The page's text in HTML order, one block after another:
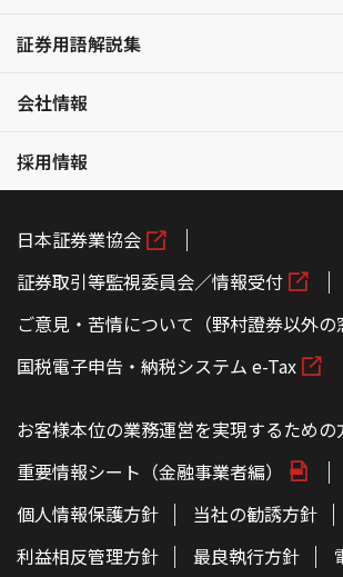
証券用語解説集
会社情報
採用情報
日本証券業協会
証券取引等監視委員会／情報受付
ご意見・苦情について（野村證券以外の
国税電子申告・納税システム e-Tax
お客様本位の業務運営を実現するための
重要情報シート（金融事業者編）
個人情報保護方針
当社の勧誘方針
利益相反管理方針
最良執行方針